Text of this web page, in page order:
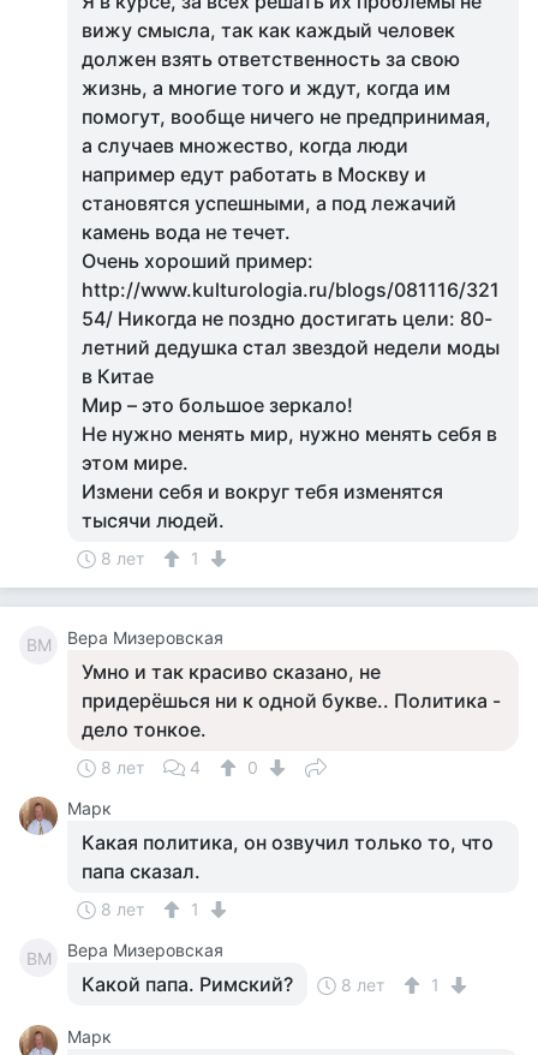
вижу смысла, так как каждый человек
должен взять ответственность за свою
жизнь, а многие того и ждут, когда им
помогут, вообще ничего не предпринимая,
а случаев множество, когда люди
например едут работать в Москву и
становятся успешными, а под лежачий
камень вода не течет.
Очень хороший пример:
http://www.kulturologia.ru/blogs/081116/321
54/ Никогда не поздно достигать цели: 80-
летний дедушка стал звездой недели моды
в Китае
Мир – это большое зеркало!
Не нужно менять мир, нужно менять себя в
этом мире.
Измени себя и вокруг тебя изменятся
тысячи людей.
8 лет 1
ВМ Вера Мизеровская
Умно и так красиво сказано, не
придерёшься ни к одной букве.. Политика -
дело тонкое.
8 лет 4
0
Марк
Какая политика, он озвучил только то, что
папа сказал.
8 лет 1
ВМ Вера Мизеровская
Какой папа. Римский? 8 лет 1
Марк